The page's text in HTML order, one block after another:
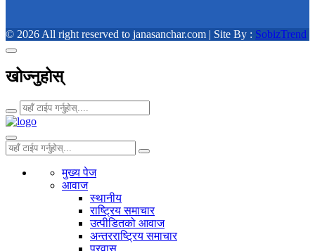
© 2026 All right reserved to janasanchar.com | Site By : SobizTrend
खोज्नुहोस्
मुख्य पेज
आवाज
स्थानीय
राष्ट्रिय समाचार
उत्पीडितको आवाज
अन्तरराष्ट्रिय समाचार
प्रवास